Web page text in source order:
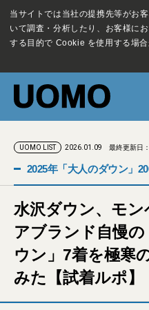
当サイトでは当社の提携先等がお
いて調査・分析したり、お客様に
する目的で Cookie を使用する場合
UOMO LIST 2026.01.09 最終更新日
2025年「大人のダウン」
水沢ダウン、モン
アブランド自慢
ウン」7着を極寒
みた【試着ルポ】